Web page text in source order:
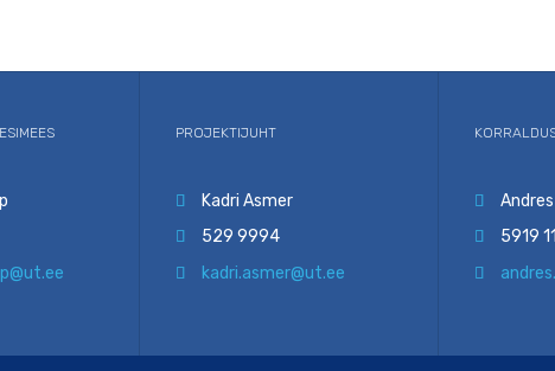
PROJEKTIJUHT
 Kadri Asmer
 529 9994
 kadri.asmer@ut.ee

 5919
